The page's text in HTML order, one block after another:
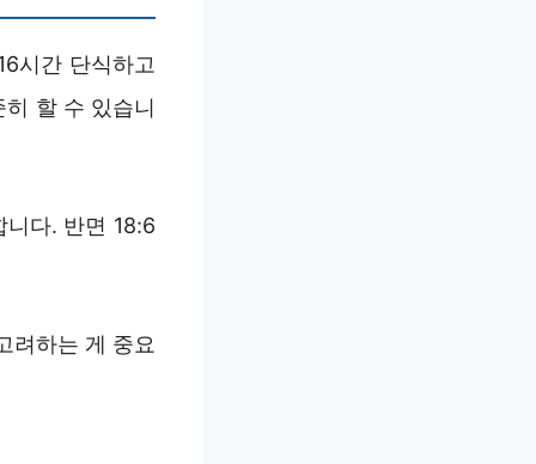
시간 단식하고
할 수 있습니
다. 반면 18:6
려하는 게 중요